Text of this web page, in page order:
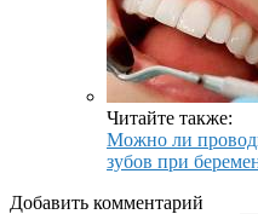
Читайте также:
Можно ли
зубов при
Добавить комментарий